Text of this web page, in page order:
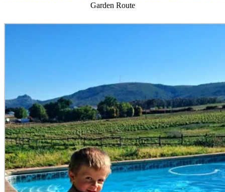
Garden Route